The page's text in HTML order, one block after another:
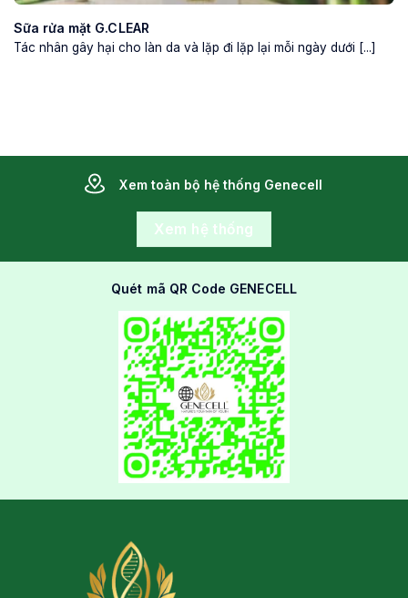
Sữa rửa mặt G.CLEAR
Tác nhân gây hại cho làn da và lặp đi lặp lại mỗi ngày dưới [...]
Xem toàn bộ hệ thống Genecell
Xem hệ thống
Quét mã QR Code GENECELL